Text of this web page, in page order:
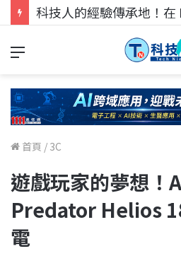
首頁 / 3C
遊戲玩家的夢想！
Predator Helios
電